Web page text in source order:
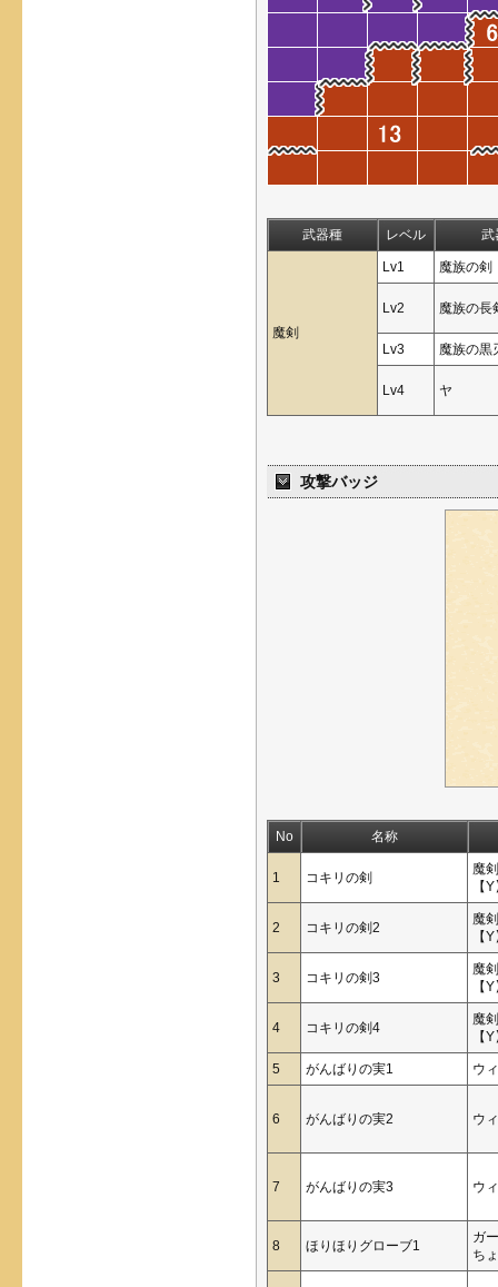
武器種 レベル 武
魔剣
Lv1 魔族の剣
Lv2 魔族の長
Lv3 魔族の黒
Lv4 ヤ
攻撃バッジ
No 名称
1 コキリの剣
魔
【
2 コキリの剣2
魔
【
3 コキリの剣3
魔
【
4 コキリの剣4
魔
【
5 がんばりの実1 ウ
6 がんばりの実2 ウ
7 がんばりの実3 ウ
8 ほりほりグローブ1
ガ
ち